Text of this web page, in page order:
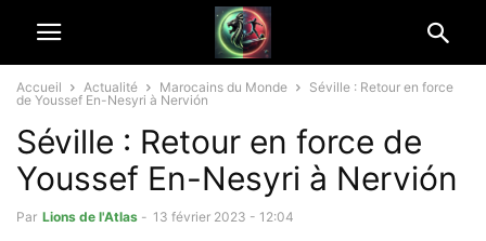
Accueil Actualité Marocains du Monde
Séville : Retour en force
de Youssef En-Nesyri à Nervión
Séville : Retour en force de
Youssef En-Nesyri à Nervión
Par Lions de l'Atlas - 13 février 2023 - 12:04